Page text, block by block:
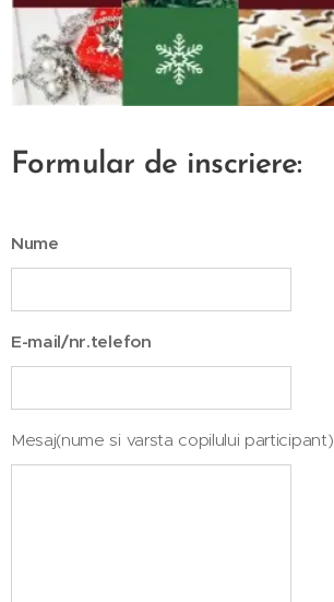
Formular de inscriere:
Nume
E-mail/nr.telefon
Mesaj(nume si varsta copilului participant)